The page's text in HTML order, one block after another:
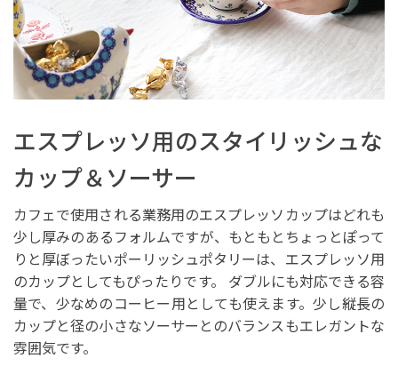
エスプレッソ用のスタイリッシュな
カップ＆ソーサー
カフェで使用される業務用のエスプレッソカップはどれも
少し厚みのあるフォルムですが、もともとちょっとぽって
りと厚ぼったいポーリッシュポタリーは、エスプレッソ用
のカップとしてもぴったりです。 ダブルにも対応できる容
量で、少なめのコーヒー用としても使えます。少し縦長の
カップと径の小さなソーサーとのバランスもエレガントな
雰囲気です。